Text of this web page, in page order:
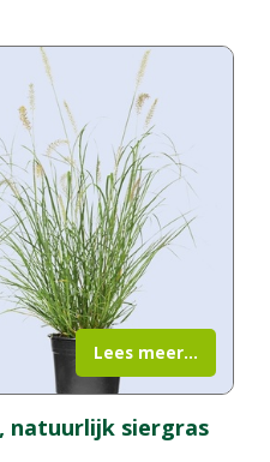
natuurlijk siergras
Lees meer...